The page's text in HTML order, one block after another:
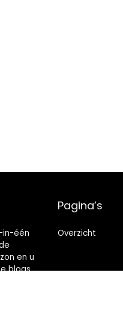
in-één
en u
blogs.
Pagina’s
Overzicht